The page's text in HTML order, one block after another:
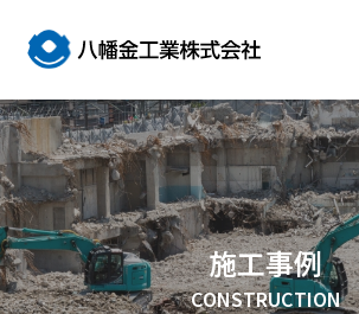
施工事例
CONSTRUCTION